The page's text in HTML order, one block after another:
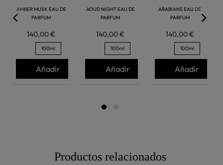
AMBER MUSK EAU DE
PARFUM
140,00 €
100ml
Añadir
AOUD NIGHT EAU DE
PARFUM
140,00 €
100ml
Añadir
ARABIANS EAU DE
PARFUM
140,00 €
100ml
Añadir
Productos relacionados